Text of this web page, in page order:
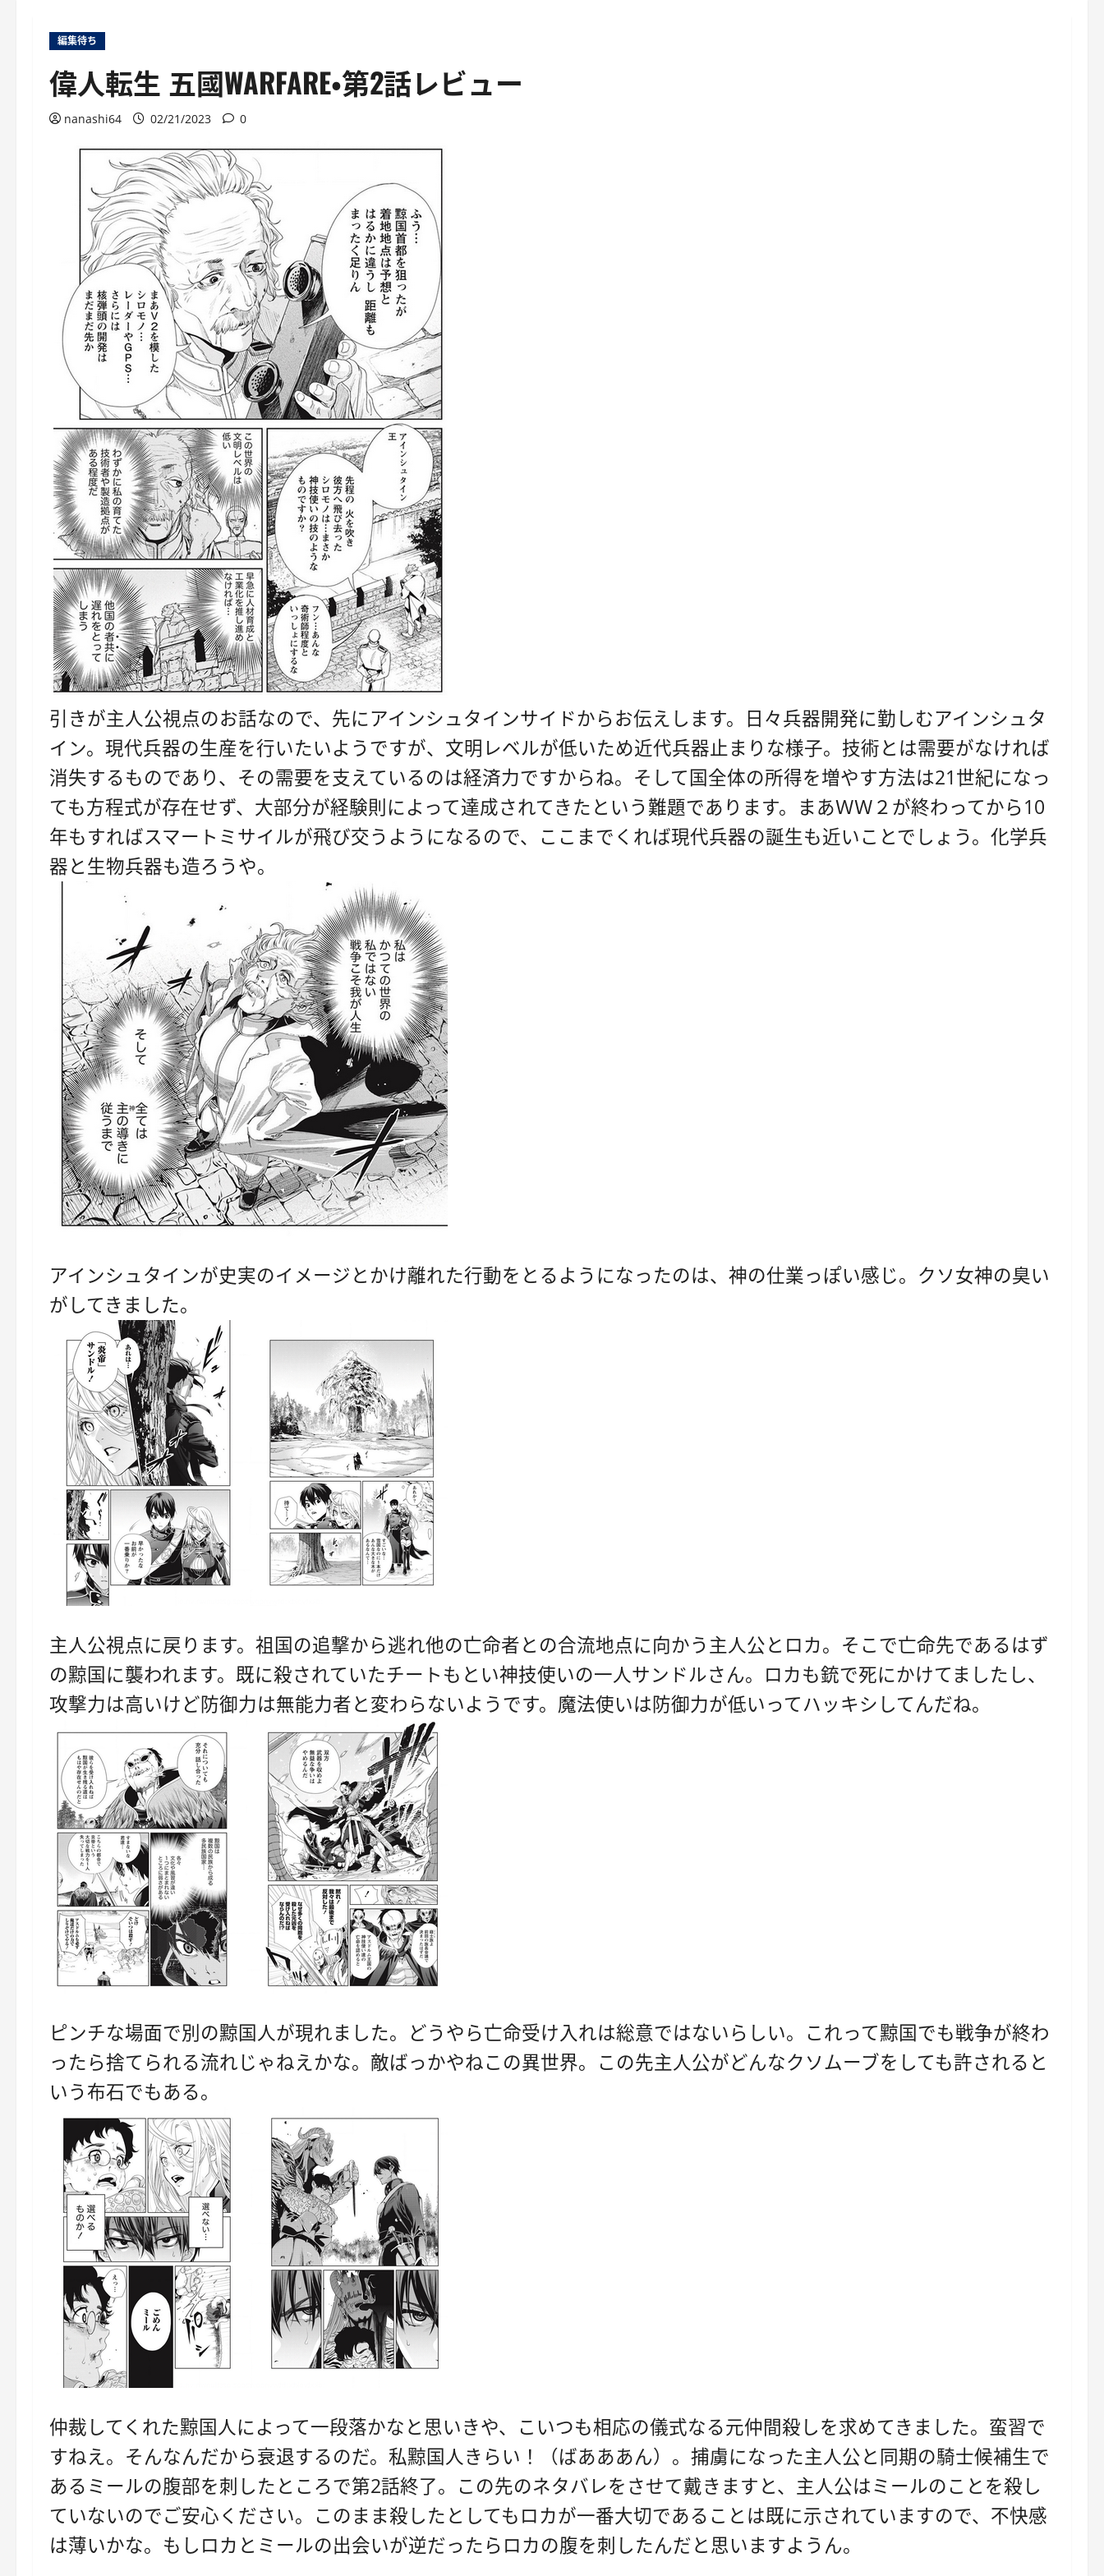
編集待ち
偉人転生 五國WARFARE・第2話レビュー
nanashi64 02/21/2023 0
引きが主人公視点のお話なので、先にアインシュタインサイドからお伝えします。日々兵器開発に勤しむアインシュタ
イン。現代兵器の生産を行いたいようですが、文明レベルが低いため近代兵器止まりな様子。技術とは需要がなければ
消失するものであり、その需要を支えているのは経済力ですからね。そして国全体の所得を増やす方法は21世紀になっ
ても方程式が存在せず、大部分が経験則によって達成されてきたという難題であります。まあＷＷ２が終わってから10
年もすればスマートミサイルが飛び交うようになるので、ここまでくれば現代兵器の誕生も近いことでしょう。化学兵
器と生物兵器も造ろうや。
アインシュタインが史実のイメージとかけ離れた行動をとるようになったのは、神の仕業っぽい感じ。クソ女神の臭い
がしてきました。
主人公視点に戻ります。祖国の追撃から逃れ他の亡命者との合流地点に向かう主人公とロカ。そこで亡命先であるはず
の黥国に襲われます。既に殺されていたチートもとい神技使いの一人サンドルさん。ロカも銃で死にかけてましたし、
攻撃力は高いけど防御力は無能力者と変わらないようです。魔法使いは防御力が低いってハッキシしてんだね。
ピンチな場面で別の黥国人が現れました。どうやら亡命受け入れは総意ではないらしい。これって黥国でも戦争が終わ
ったら捨てられる流れじゃねえかな。敵ばっかやねこの異世界。この先主人公がどんなクソムーブをしても許されると
いう布石でもある。
仲裁してくれた黥国人によって一段落かなと思いきや、こいつも相応の儀式なる元仲間殺しを求めてきました。蛮習で
すねえ。そんなんだから衰退するのだ。私黥国人きらい！（ばあああん）。捕虜になった主人公と同期の騎士候補生で
あるミールの腹部を刺したところで第2話終了。この先のネタバレをさせて戴きますと、主人公はミールのことを殺し
ていないのでご安心ください。このまま殺したとしてもロカが一番大切であることは既に示されていますので、不快感
は薄いかな。もしロカとミールの出会いが逆だったらロカの腹を刺したんだと思いますようん。